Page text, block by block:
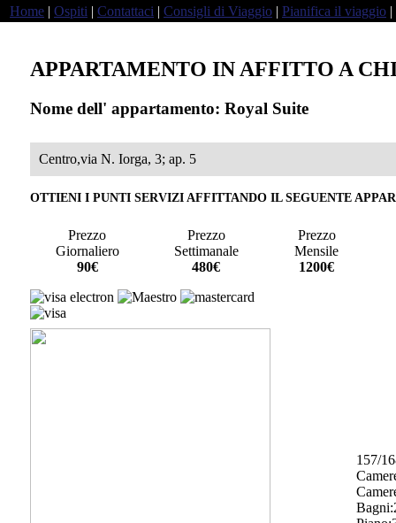
Home | Ospiti | Contattaci | Consigli di Viaggio | Pianifica il viaggio |
APPARTAMENTO IN AFFITTO A
Nome dell' appartamento: Royal Suite
Centro,via N. Iorga, 3; ap. 5
OTTIENI I PUNTI SERVIZI AFFITTANDO IL SEGUENTE
Prezzo
Giornaliero
90€
Prezzo
Settimanale
480€
Prezzo
Mensile
1200€
157/